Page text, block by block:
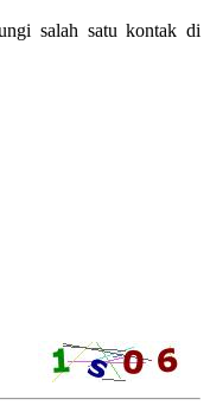
salah satu kontak di